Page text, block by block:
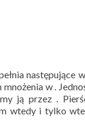
w .
ją przez .
wtedy i tylko